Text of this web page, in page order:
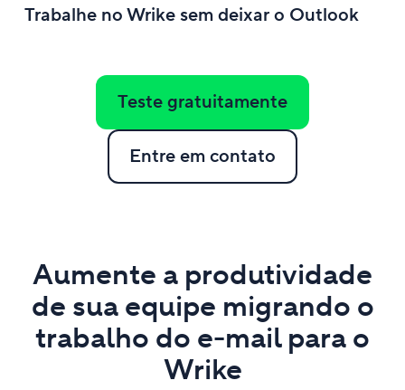
Trabalhe no Wrike sem deixar o Outlook
Teste gratuitamente
Entre em contato
Aumente a produtividade
de sua equipe migrando o
trabalho do e-mail para o
Wrike